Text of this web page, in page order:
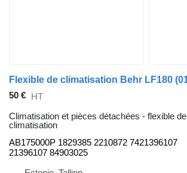
50 € HT
Climatisation et pièces détachées - flexible de
climatisation
AB175000P 1829385 2210872 7421396107
21396107 84903025